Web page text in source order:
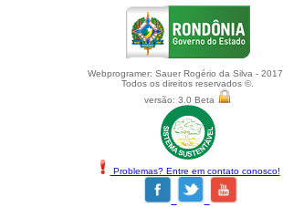
Webprogramer: Sauer Rogério da Silva - 2017
Todos os direitos reservados ©.
versão: 3.0 Beta
Problemas? Entre em contato conosco!